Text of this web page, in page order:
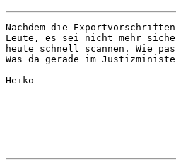
Nachdem die
Leute, es sei nicht mehr
heute schnell scannen. Wie
Was da gerade im
Heiko